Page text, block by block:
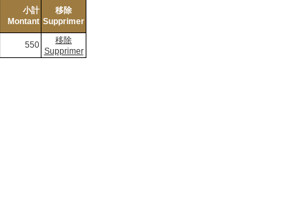
小計
Montant
移除
Supprimer
550
移除
Supprimer